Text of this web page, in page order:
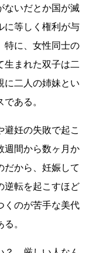
ないだとか国が滅
に等しく権利が与
特に、女性同士の
生まれた双子は二
に二人の姉妹とい
ある。
避妊の失敗で起こ
週間から数ヶ月か
だから、妊娠して
逆転を起こすほど
くのが苦手な美代
。